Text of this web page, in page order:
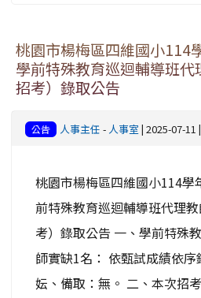
桃園市楊梅區四維國小114
學前特殊教育巡迴輔導班
招考）錄取公告
公告 人事主任 - 人事室 | 2025-07-11
桃園市楊梅區四維國小114學
前特殊教育巡迴輔導班代理
考）錄取公告 一、學前特殊
師實缺1名： 依甄試成績依
妘、備取：無。 二、本次招